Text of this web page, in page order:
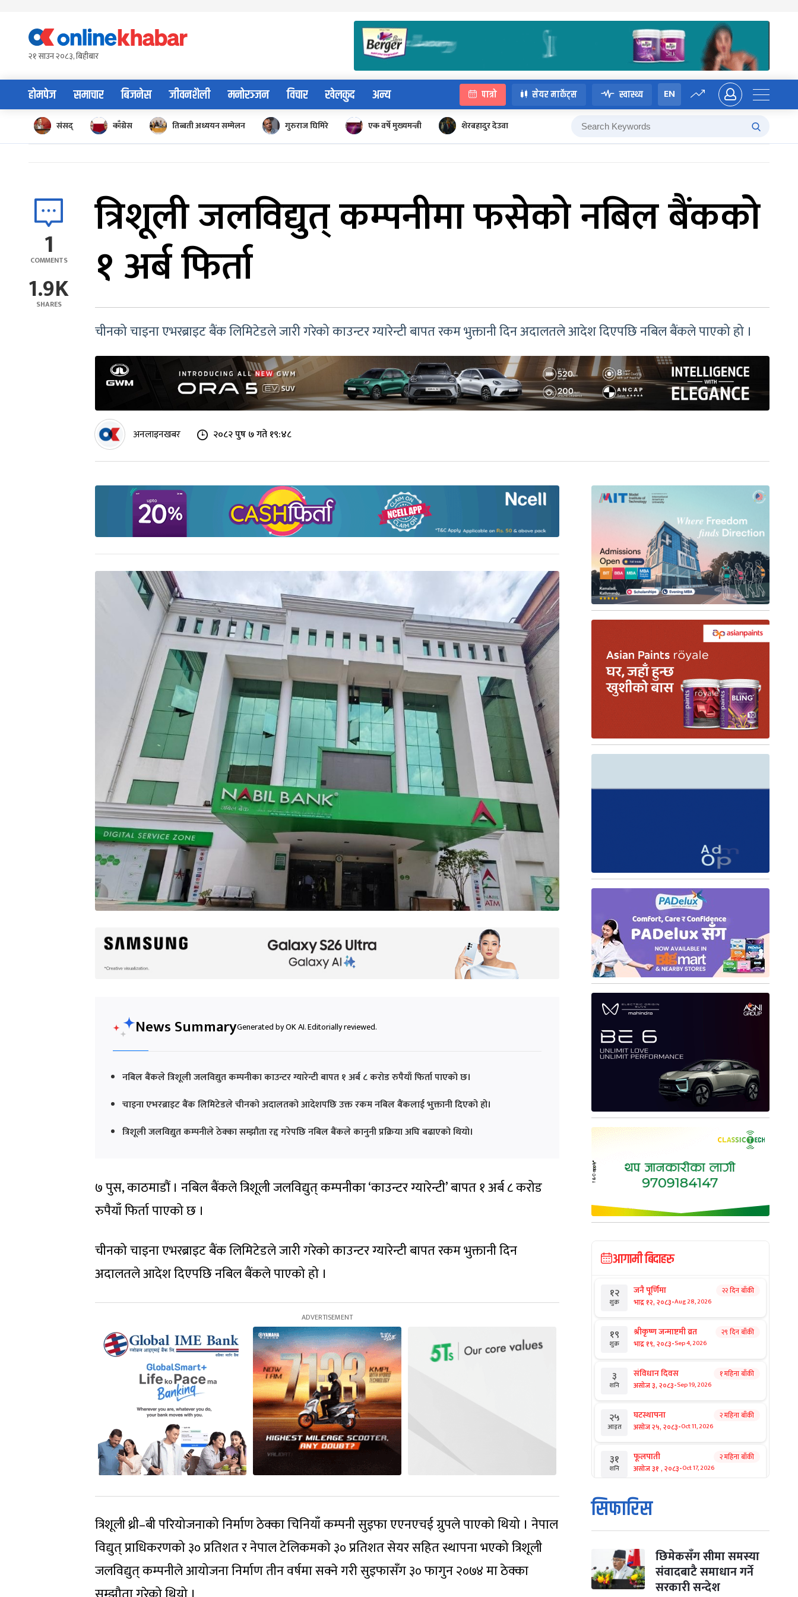
content२१ साउन २०८३, बिहीबार
होमपेज समाचार बिजनेस जीवनशैली मनोरञ्जन विचार खेलकुद अन्य पात्रो सेयर मार्केट्स स्वास्थ्य EN
संसद् काँग्रेस तिब्बती अध्ययन सम्मेलन गुरुराज घिमिरे एक वर्षे मुख्यमन्त्री शेरबहादुर देउवा
1
COMMENTS
1.9K
SHARES
त्रिशूली जलविद्युत् कम्पनीमा फसेको नबिल बैंकको
१ अर्ब फिर्ता
चीनको चाइना एभरब्राइट बैंक लिमिटेडले जारी गरेको काउन्टर ग्यारेन्टी बापत रकम भुक्तानी दिन अदालतले आदेश दिएपछि नबिल बैंकले पाएको हो ।
अनलाइनखबर २०८२ पुष ७ गते १९:४८
News SummaryGenerated by OK AI. Editorially reviewed.
नबिल बैंकले त्रिशूली जलविद्युत कम्पनीका काउन्टर ग्यारेन्टी बापत १ अर्ब ८ करोड रुपैयाँ फिर्ता पाएको छ।
चाइना एभरब्राइट बैंक लिमिटेडले चीनको अदालतको आदेशपछि उक्त रकम नबिल बैंकलाई भुक्तानी दिएको हो।
त्रिशूली जलविद्युत कम्पनीले ठेक्का सम्झौता रद्द गरेपछि नबिल बैंकले कानुनी प्रक्रिया अघि बढाएको थियो।
७ पुस, काठमाडौं । नबिल बैंकले त्रिशूली जलविद्युत् कम्पनीका ‘काउन्टर ग्यारेन्टी’ बापत १ अर्ब ८ करोड
रुपैयाँ फिर्ता पाएको छ ।
चीनको चाइना एभरब्राइट बैंक लिमिटेडले जारी गरेको काउन्टर ग्यारेन्टी बापत रकम भुक्तानी दिन
अदालतले आदेश दिएपछि नबिल बैंकले पाएको हो ।
त्रिशूली थ्री–बी परियोजनाको निर्माण ठेक्का चिनियाँ कम्पनी सुइफा एएनएचई ग्रुपले पाएको थियो । नेपाल
विद्युत् प्राधिकरणको ३० प्रतिशत र नेपाल टेलिकमको ३० प्रतिशत सेयर सहित स्थापना भएको त्रिशूली
जलविद्युत् कम्पनीले आयोजना निर्माण तीन वर्षमा सक्ने गरी सुइफासँग ३० फागुन २०७४ मा ठेक्का
आगामी बिदाहरु
१२
शुक्र
जनै पूर्णिमा
भाद्र १२, २०८३-Aug 28, 2026
२२ दिन बाँकी
१९
शुक्र
श्रीकृष्ण जन्माष्टमी व्रत
भाद्र १९, २०८३-Sep 4, 2026
२९ दिन बाँकी
३
शनि
संविधान दिवस
असोज ३, २०८३-Sep 19, 2026
१ महिना बाँकी
२५
आइत
घटस्थापना
असोज २५, २०८३-Oct 11, 2026
२ महिना बाँकी
३१
शनि
फूलपाती
असोज ३१ , २०८३-Oct 17, 2026
२ महिना बाँकी
१
आइत
कार्तिक सङ्क्रान्ति
कार्तिक १, २०८३
मंगल कार्तिक ३, २०८३-Oct 20, 2026
४ विजयादशमी
कार्तिक ४, २०८३- Oct 21, 2026
२ महिना बाँकी
सिफारिस
छिमेकसँग सीमा समस्या
संवादबाटै समाधान गर्ने
सरकारी सन्देश